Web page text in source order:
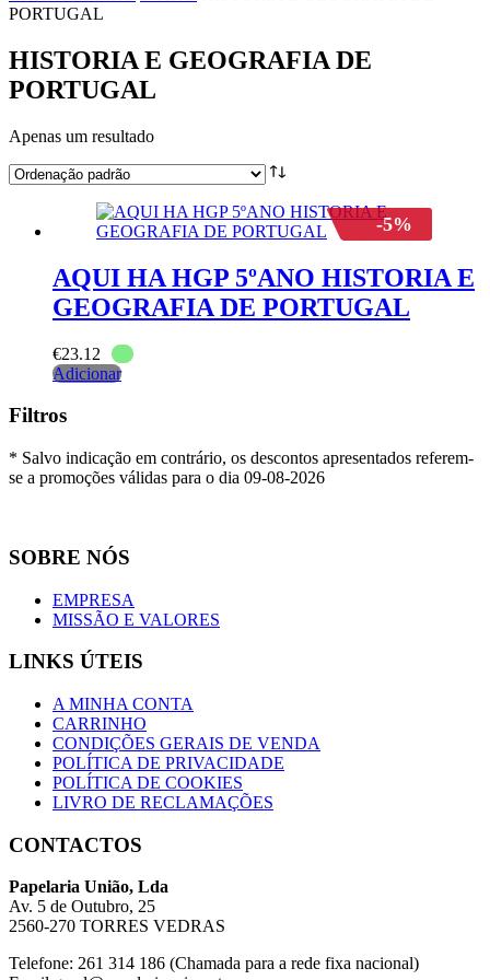
PORTUGAL
HISTORIA E GEOGRAFIA DE
PORTUGAL
Apenas um resultado
-5%
AQUI HA HGP 5ºANO HISTORIA E
GEOGRAFIA DE PORTUGAL
€23.12
Adicionar
Filtros
* Salvo indicação em contrário, os descontos apresentados referem-
se a promoções válidas para o dia 09-08-2026
SOBRE NÓS
EMPRESA
MISSÃO E VALORES
LINKS ÚTEIS
A MINHA CONTA
CARRINHO
CONDIÇÕES GERAIS DE VENDA
POLÍTICA DE PRIVACIDADE
POLÍTICA DE COOKIES
LIVRO DE RECLAMAÇÕES
CONTACTOS
Papelaria União, Lda
Av. 5 de Outubro, 25
2560-270 TORRES VEDRAS
Telefone: 261 314 186 (Chamada para a rede fixa nacional)